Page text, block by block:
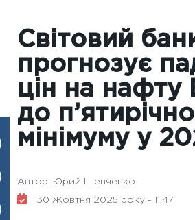
Світовий
прогнозує
цін на нафту
до
мінімуму у
Автор: Юрий Шевченко
30 Жовтня 2025 року - 11:47